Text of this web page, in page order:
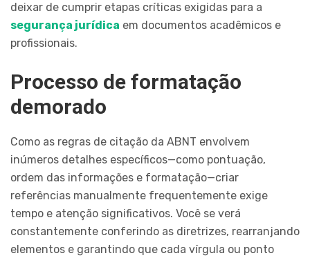
deixar de cumprir etapas críticas exigidas para a
segurança jurídica em documentos acadêmicos e
profissionais.
Processo de formatação
demorado
Como as regras de citação da ABNT envolvem
inúmeros detalhes específicos—como pontuação,
ordem das informações e formatação—criar
referências manualmente frequentemente exige
tempo e atenção significativos. Você se verá
constantemente conferindo as diretrizes, rearranjando
elementos e garantindo que cada vírgula ou ponto